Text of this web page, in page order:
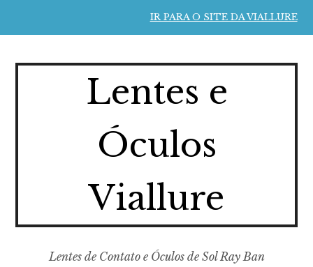
IR PARA O SITE DA VIALLURE
Lentes e
Óculos
Viallure
Lentes de Contato e Óculos de Sol Ray Ban